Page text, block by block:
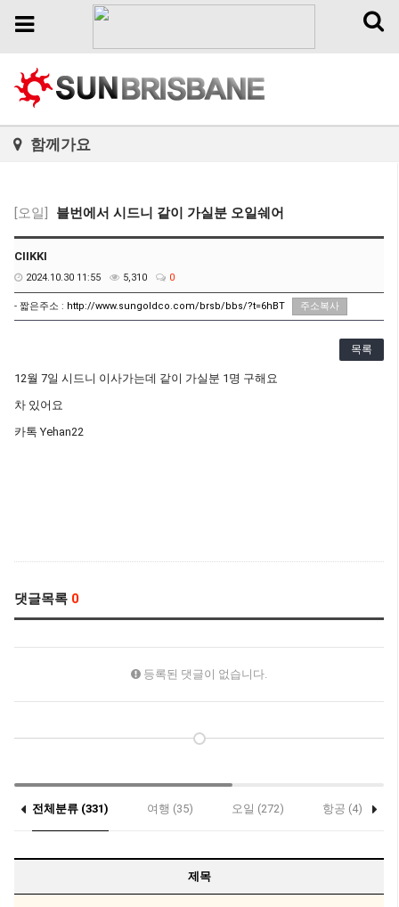
Toggle
Toggle
함께가요
[오일] 블번에서 시드니 같이 가실분 오일쉐어
CIIKKI
2024.10.30 11:55 5,310 0
- 짧은주소 : http://www.sungoldco.com/brsb/bbs/?t=6hBT 주소복사
목록
12월 7일 시드니 이사가는데 같이 가실분 1명 구해요
차 있어요
카톡 Yehan22
댓글목록 0
등록된 댓글이 없습니다.
전체분류 (331) 여행 (35) 오일 (272) 항공 (4)
제목